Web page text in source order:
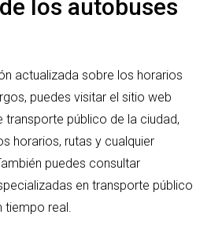
los autobuses
actualizada sobre los horarios
puedes visitar el sitio web
transporte público de la ciudad,
horarios, rutas y cualquier
puedes consultar
en transporte público
tiempo real.